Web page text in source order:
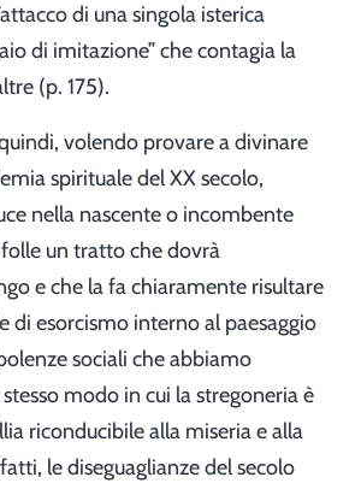
di una singola isterica
di imitazione” che contagia la
(p. 175).
volendo provare a divinare
spirituale del XX secolo,
nella nascente o incombente
un tratto che dovrà
e che la fa chiaramente risultare
di esorcismo interno al paesaggio
sociali che abbiamo
modo in cui la stregoneria è
riconducibile alla miseria e alla
le diseguaglianze del secolo